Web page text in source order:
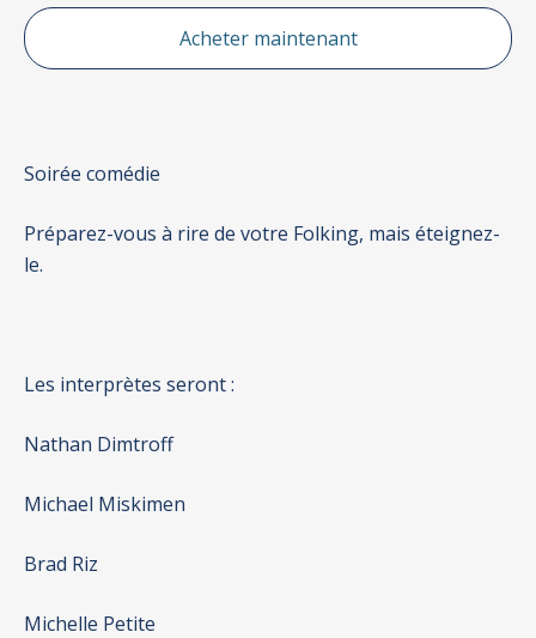
Acheter maintenant
Soirée comédie
Préparez-vous à rire de votre Folking, mais éteignez-
le.
Les interprètes seront :
Nathan Dimtroff
Michael Miskimen
Brad Riz
Michelle Petite